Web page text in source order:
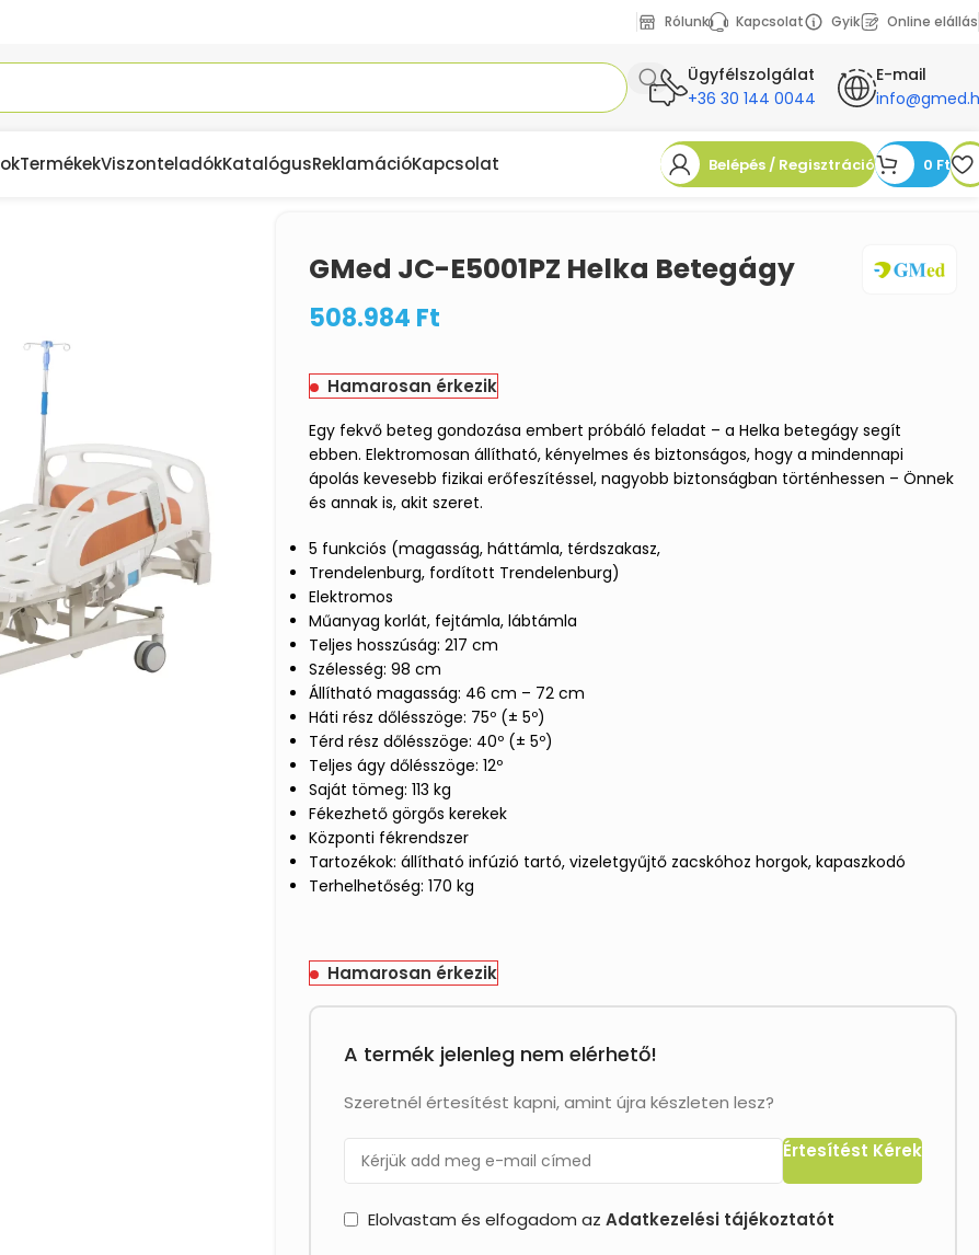
Rólunk Kapcsolat Gyik Online elállás
Ügyfélszolgálat
+36 30 144 0044
E-mail
TermékekViszonteladókKatalógusReklamációKapcsolat Belépés / Regisztráció 0 Ft
GMed JC-E5001PZ Helka Betegágy
508.984 Ft
Hamarosan érkezik
Egy fekvő beteg gondozása embert próbáló feladat – a Helka betegágy segít
ebben. Elektromosan állítható, kényelmes és biztonságos, hogy a mindennapi
ápolás kevesebb fizikai erőfeszítéssel, nagyobb biztonságban történhessen – Önnek
és annak is, akit szeret.
5 funkciós (magasság, háttámla, térdszakasz,
Trendelenburg, fordított Trendelenburg)
Elektromos
Műanyag korlát, fejtámla, lábtámla
Teljes hosszúság: 217 cm
Szélesség: 98 cm
Állítható magasság: 46 cm – 72 cm
Háti rész dőlésszöge: 75º (± 5º)
Térd rész dőlésszöge: 40º (± 5º)
Teljes ágy dőlésszöge: 12º
Saját tömeg: 113 kg
Fékezhető görgős kerekek
Központi fékrendszer
Tartozékok: állítható infúzió tartó, vizeletgyűjtő zacskóhoz horgok, kapaszkodó
Terhelhetőség: 170 kg
Hamarosan érkezik
A termék jelenleg nem elérhető!
Szeretnél értesítést kapni, amint újra készleten lesz?
Értesítést Kérek
Elolvastam és elfogadom az Adatkezelési tájékoztatót